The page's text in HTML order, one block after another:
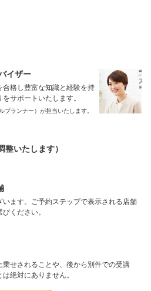
イザー
格し豊富な知識と経験を持
サポートいたします。
ランナー）が担当いたします。
いたします）
ます。ご予約ステップで表示される店舗
ください。
せされることや、後から別件での受講
絶対にありません。